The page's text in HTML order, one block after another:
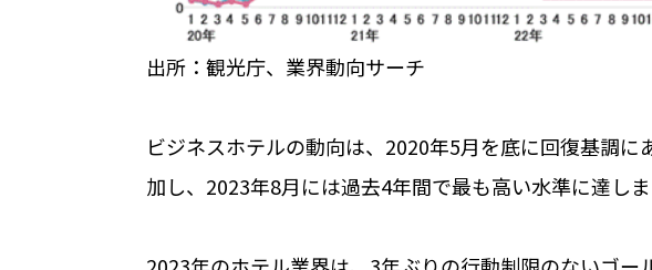
出所：観光庁、業界動向サーチ
ビジネスホテルの動向は、 2020年5月を底に回復基調に
加し、 2023年8月には過去4年間で最も高い水準に達しま